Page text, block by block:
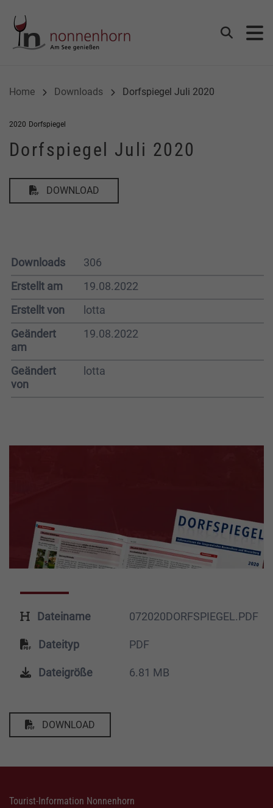
Suchen
Home Downloads Dorfspiegel Juli 2020
2020 Dorfspiegel
Dorfspiegel Juli 2020
DOWNLOAD
Downloads
306
Erstellt am
19.08.2022
Erstellt von
lotta
Geändert
am
19.08.2022
Geändert
von
lotta
Dateiname 072020DORFSPIEGEL.PDF
Dateityp PDF
Dateigröße 6.81 MB
DOWNLOAD
Tourist-Information Nonnenhorn